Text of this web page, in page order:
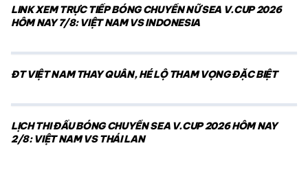
LINK XEM TRỰC TIẾP BÓNG CHUYỀN NỮ SEA V.CUP 2026
HÔM NAY 7/8: VIỆT NAM VS INDONESIA
ĐT VIỆT NAM THAY QUÂN, HÉ LỘ THAM VỌNG ĐẶC BIỆT
LỊCH THI ĐẤU BÓNG CHUYỀN SEA V.CUP 2026 HÔM NAY
2/8: VIỆT NAM VS THÁI LAN